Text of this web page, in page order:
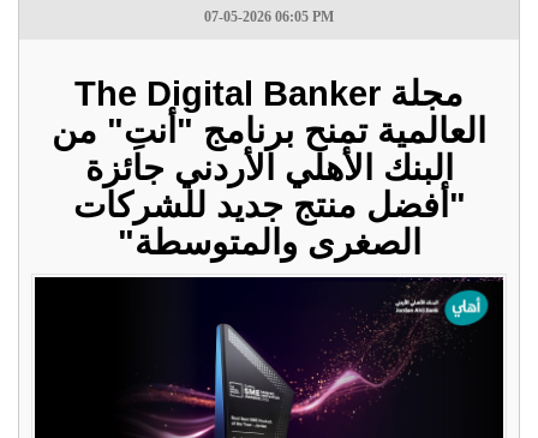
07-05-2026 06:05 PM
مجلة The Digital Banker
العالمية تمنح برنامج "أنتِ" من
البنك الأهلي الأردني جائزة
"أفضل منتج جديد للشركات
الصغرى والمتوسطة"